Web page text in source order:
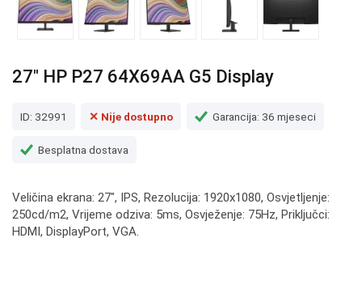
27" HP P27 64X69AA G5 Display
ID: 32991 ✕ Nije dostupno Garancija: 36 mjeseci
Besplatna dostava
Veličina ekrana: 27", IPS, Rezolucija: 1920x1080, Osvjetljenje:
250cd/m2, Vrijeme odziva: 5ms, Osvježenje: 75Hz, Priključci:
HDMI, DisplayPort, VGA.